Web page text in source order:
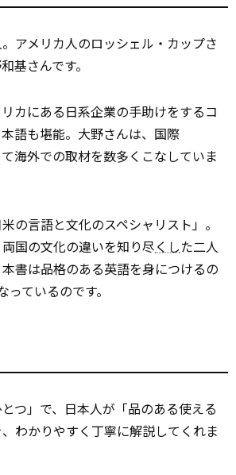
アメリカ人のロッシェル・カップさ
基さんです。
カにある日系企業の手助けをするコ
語も堪能。大野さんは、国際
海外での取材を数多くこなしていま
の言語と文化のスペシャリスト」。
国の文化の違いを知り尽くした二人
書は品格のある英語を身につけるの
ているのです。
つ」で、日本人が「品のある使える
わかりやすく丁寧に解説してくれま